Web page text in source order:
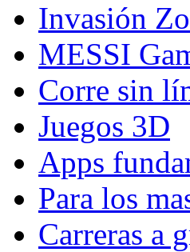
Invasión
MESSI
Corre sin
Juegos 3D
Apps
Para los
Carreras a